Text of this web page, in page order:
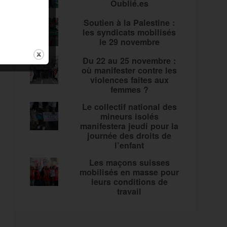
Oublié.es
Soutien à la Palestine :
les syndicats mobilisés
le 29 novembre
Du 22 au 25 novembre :
où manifester contre les
violences faites aux
femmes ?
Le collectif national des
mineurs isolés
manifestera jeudi pour la
journée des droits de
l’enfant
Les maçons suisses
mobilisés en masse pour
leurs conditions de
travail